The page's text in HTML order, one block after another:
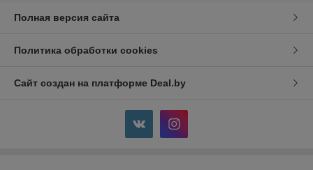
Полная версия сайта
Политика обработки cookies
Сайт создан на платформе Deal.by